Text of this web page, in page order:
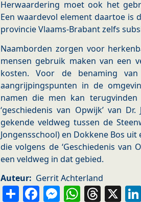
Herwaardering moet ook het
Een waardevol element daartoe is
provincie Vlaams-Brabant zelfs
Naamborden zorgen voor
mensen gebruik maken van een
kosten. Voor de benaming
aangrijpingspunten in de
namen die men kan
‘geschiedenis van Opwijk’ van
gekende veldweg tussen de
Jongensschool) en Dokkene Bos uit
die volgens de ‘Geschiedenis van
een veldweg in dat gebied.
Auteur
Gerrit Achterland
ShareFacebook X